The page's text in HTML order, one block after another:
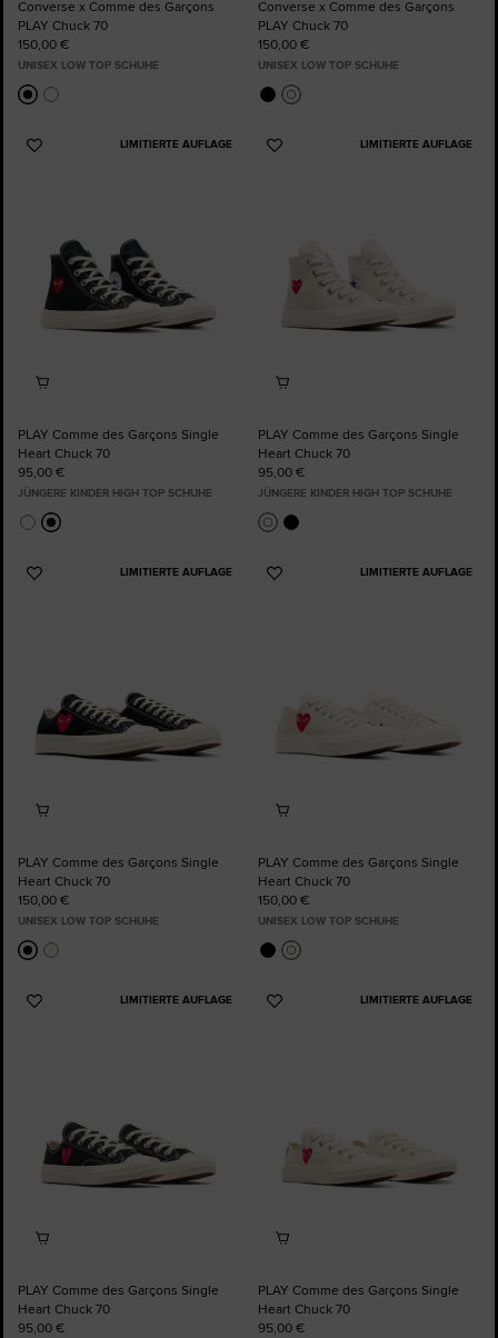
Converse x Comme des Garçons
PLAY Chuck 70
150,00 €
UNISEX LOW TOP SCHUHE
Converse x Comme des Garçons
PLAY Chuck 70
150,00 €
UNISEX LOW TOP SCHUHE
LIMITIERTE AUFLAGE
Zu
PLAY Comme des Garçons Single
Heart Chuck 70
95,00 €
JÜNGERE KINDER HIGH TOP SCHUHE
LIMITIERTE AUFLAGE
Zu
PLAY Comme des Garçons Single
Heart Chuck 70
95,00 €
JÜNGERE KINDER HIGH TOP SCHUHE
LIMITIERTE AUFLAGE
Zu
PLAY Comme des Garçons Single
Heart Chuck 70
150,00 €
UNISEX LOW TOP SCHUHE
LIMITIERTE AUFLAGE
Zu
PLAY Comme des Garçons Single
Heart Chuck 70
150,00 €
UNISEX LOW TOP SCHUHE
LIMITIERTE AUFLAGE
Zu
PLAY Comme des Garçons Single
Heart Chuck 70
95,00 €
LIMITIERTE AUFLAGE
Zu
PLAY Comme des Garçons Single
Heart Chuck 70
95,00 €